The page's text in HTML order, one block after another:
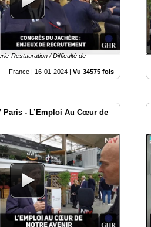
Restauration / Difficulté de
France | 16-01-2024| Vu 34575 fois
Paris - L’Emploi Au Cœur de